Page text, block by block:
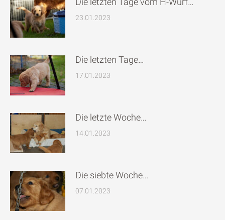
23.01.2023
Die letzten Tage…
17.01.2023
Die letzte Woche…
14.01.2023
Die siebte Woche…
07.01.2023